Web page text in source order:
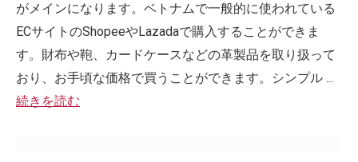
がメインになります。ベトナムで一般的に使われている
ECサイトのShopeeやLazadaで購入することができま
す。財布や鞄、カードケースなどの革製品を取り扱って
おり、お手頃な価格で買うことができます。シンプル ...
続きを読む